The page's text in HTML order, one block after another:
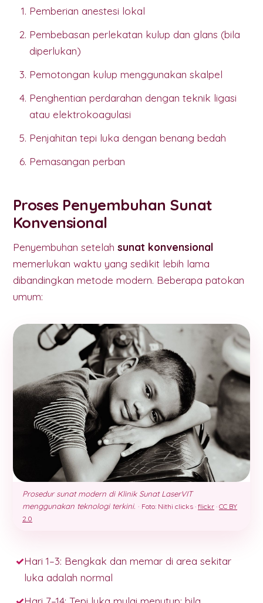
Pemberian anestesi lokal
Pembebasan perlekatan kulup dan glans (bila
diperlukan)
Pemotongan kulup menggunakan skalpel
Penghentian perdarahan dengan teknik ligasi
atau elektrokoagulasi
Penjahitan tepi luka dengan benang bedah
Pemasangan perban
Proses Penyembuhan Sunat
Konvensional
Penyembuhan setelah sunat konvensional
memerlukan waktu yang sedikit lebih lama
dibandingkan metode modern. Beberapa patokan
umum:
Prosedur sunat modern di Klinik Sunat LaserVIT
menggunakan teknologi terkini. · Foto: Nithi clicks · flickr · CC BY
2.0
Hari 1–3: Bengkak dan memar di area sekitar
luka adalah normal